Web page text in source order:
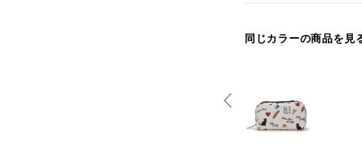
同じカラーの商品を見